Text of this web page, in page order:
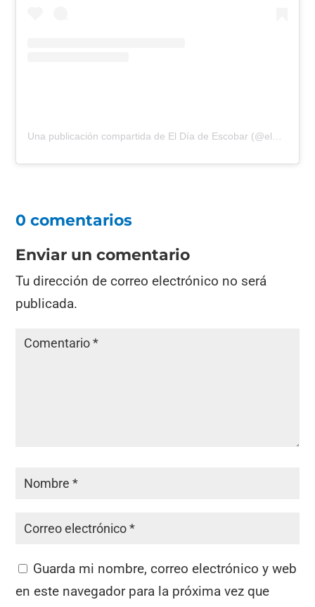
0 comentarios
Enviar un comentario
Tu dirección de correo electrónico no será
publicada.
Guarda mi nombre, correo electrónico y web
en este navegador para la próxima vez que